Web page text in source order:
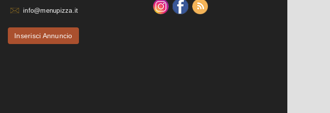
info@menupizza.it
Inserisci Annuncio